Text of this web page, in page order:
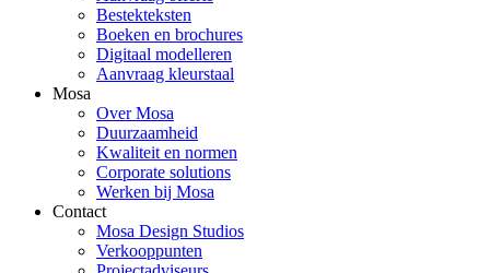
Bestekteksten
Boeken en brochures
Digitaal modelleren
Aanvraag kleurstaal
Mosa
Over Mosa
Duurzaamheid
Kwaliteit en normen
Corporate solutions
Werken bij Mosa
Contact
Mosa Design Studios
Verkooppunten